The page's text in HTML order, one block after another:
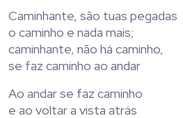
Caminhante, são tuas pegadas
o caminho e nada mais;
caminhante, não há caminho,
se faz caminho ao andar
Ao andar se faz caminho
e ao voltar a vista atrás